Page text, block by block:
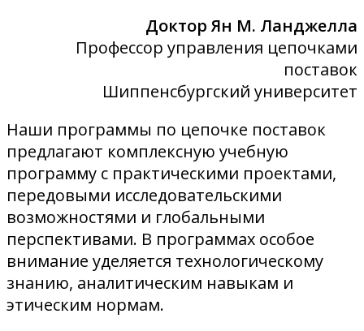
Доктор Ян М. Ланджелла
Профессор управления цепочками
поставок
Шиппенсбургский университет
Наши программы по цепочке поставок
предлагают комплексную учебную
программу с практическими проектами,
передовыми исследовательскими
возможностями и глобальными
перспективами. В программах особое
внимание уделяется технологическому
знанию, аналитическим навыкам и
этическим нормам.